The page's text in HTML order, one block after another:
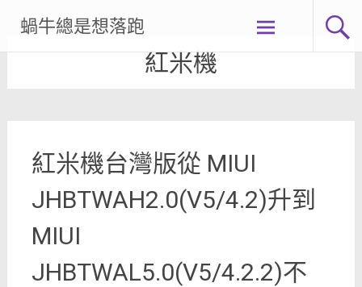
content
蝸牛總是想落跑
紅米機
紅米機台灣版從 MIUI
JHBTWAH2.0(V5/4.2)升到
MIUI
JHBTWAL5.0(V5/4.2.2)不